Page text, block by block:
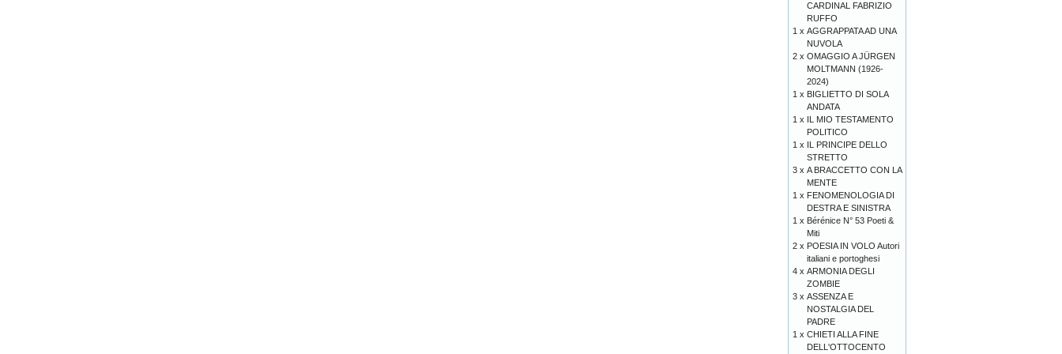
CARDINAL FABRIZIO
RUFFO
1 x AGGRAPPATA AD UNA
NUVOLA
2 x OMAGGIO A JÜRGEN
MOLTMANN (1926-
2024)
1 x BIGLIETTO DI SOLA
ANDATA
1 x IL MIO TESTAMENTO
POLITICO
1 x IL PRINCIPE DELLO
STRETTO
3 x A BRACCETTO CON LA
MENTE
1 x FENOMENOLOGIA DI
DESTRA E SINISTRA
1 x Bérénice N° 53 Poeti &
Miti
2 x POESIA IN VOLO Autori
italiani e portoghesi
4 x ARMONIA DEGLI
ZOMBIE
3 x ASSENZA E
NOSTALGIA DEL
PADRE
1 x CHIETI ALLA FINE
DELL'OTTOCENTO